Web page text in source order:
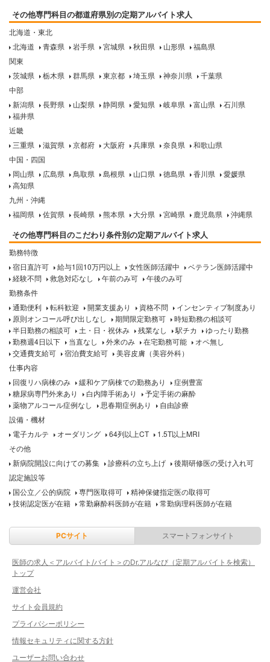
その他専門科目の都道府県別の定期アルバイト求人
北海道・東北
北海道
青森県 岩手県 宮城県 秋田県 山形県
福島県
関東
茨城県
栃木県 群馬県 東京都 埼玉県 神奈川県
千葉県
中部
新潟県
長野県 山梨県 静岡県 愛知県 岐阜県 富山県
石川県
福井県
近畿
三重県
滋賀県 京都府 大阪府 兵庫県 奈良県
和歌山県
中国・四国
岡山県
広島県 鳥取県 島根県 山口県 徳島県 香川県
愛媛県
高知県
九州・沖縄
福岡県
佐賀県 長崎県 熊本県 大分県 宮崎県 鹿児島県 沖縄県
その他専門科目のこだわり条件別の定期アルバイト求人
勤務特徴
宿日直許可
給与1回10万円以上 女性医師活躍中
ベテラン医師活躍中
経験不問
救急対応なし 午前のみ可
午後のみ可
勤務条件
通勤便利
転科歓迎 開業支援あり 資格不問
インセンティブ制度あり
原則オンコール呼び出しなし
期間限定勤務可
時短勤務の相談可
半日勤務の相談可
土・日・祝休み 残業なし 駅チカ
ゆったり勤務
勤務週4日以下
当直なし 外来のみ 在宅勤務可能
オペ無し
交通費支給可
宿泊費支給可
美容皮膚（美容外科）
仕事内容
回復リハ病棟のみ
緩和ケア病棟での勤務あり
症例豊富
糖尿病専門外来あり
白内障手術あり
予定手術の麻酔
薬物アルコール症例なし
思春期症例あり
自由診療
設備・機材
電子カルテ
オーダリング 64列以上CT
1.5T以上MRI
その他
新病院開設に向けての募集
診療科の立ち上げ
後期研修医の受け入れ可
認定施設等
国公立／公的病院
専門医取得可
精神保健指定医の取得可
技術認定医が在籍
常勤麻酔科医師が在籍 常勤病理科医師が在籍
PCサイト スマートフォンサイト
医師の求人＜アルバイト/バイト＞のDr.アルなび（定期アルバイトを検索）
トップ
運営会社
サイト会員規約
プライバシーポリシー
情報セキュリティに関する方針
ユーザーお問い合わせ